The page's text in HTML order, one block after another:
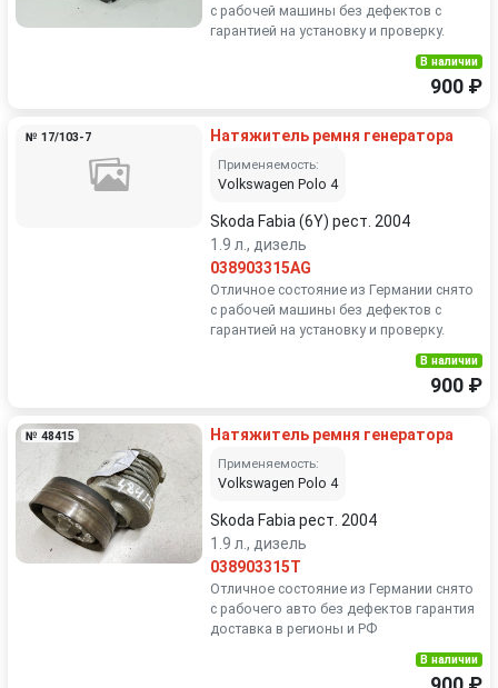
с рабочей машины без дефектов с
гарантией на установку и проверку.
В наличии
900 ₽
№ 17/103-7 Натяжитель ремня генератора
Применяемость:
Volkswagen Polo 4
Skoda Fabia (6Y) рест. 2004
1.9 л., дизель
038903315AG
Отличное состояние из Германии снято
с рабочей машины без дефектов с
гарантией на установку и проверку.
В наличии
900 ₽
№ 48415 Натяжитель ремня генератора
Применяемость:
Volkswagen Polo 4
Skoda Fabia рест. 2004
1.9 л., дизель
038903315T
Отличное состояние из Германии снято
с рабочего авто без дефектов гарантия
доставка в регионы и РФ
В наличии